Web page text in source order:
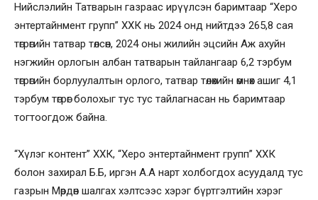
Нийслэлийн Татварын газраас ирүүлсэн баримтаар “Херо
энтертайнмент групп” ХХК нь 2024 онд нийтдээ 265,8 сая
төгрөгийн татвар төлсөн, 2024 оны жилийн эцсийн Аж ахуйн
нэгжийн орлогын албан татварын тайлангаар 6,2 тэрбум
төгрөгийн борлуулалтын орлого, татвар төлөхийн өмнөх ашиг 4,1
тэрбум төгрөг болохыг тус тус тайлагнасан нь баримтаар
тогтоогдож байна.
“Хүлэг контент” ХХК, “Херо энтертайнмент групп” ХХК
болон захирал Б.Б, иргэн А.А нарт холбогдох асуудалд тус
газрын Мөрдөн шалгах хэлтсээс хэрэг бүртгэлтийн хэрэг